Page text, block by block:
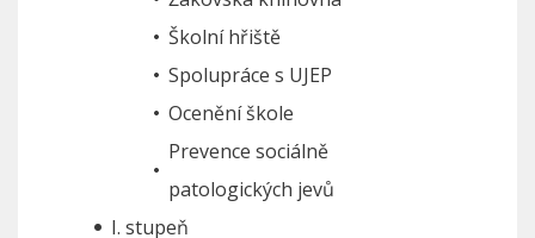
Školní hřiště
Spolupráce s UJEP
Ocenění škole
Prevence sociálně
patologických jevů
I. stupeň